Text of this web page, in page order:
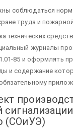
соблюдаться
труда и
технических
журналы
85 и оформлять
и содержание
(СОиУЭ)